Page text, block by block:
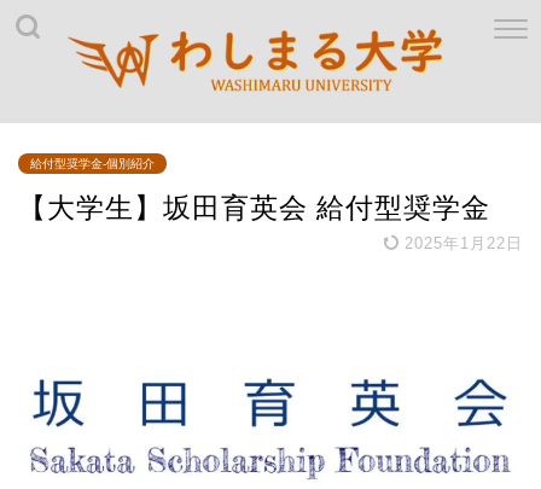
給付型奨学金-個別紹介
【大学生】坂田育英会 給付型奨学金
2025年1月22日